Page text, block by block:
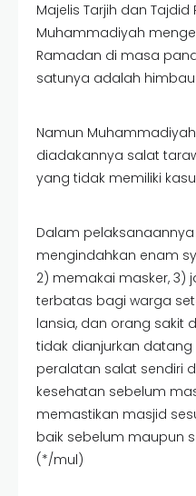
Majelis Tarjih dan Tajdid
Muhammadiyah
Ramadan di masa
satunya adalah
Namun
diadakannya salat
yang tidak memiliki
Dalam
mengindahkan enam
2) memakai masker, 3)
terbatas bagi warga
lansia, dan orang sakit
tidak dianjurkan
peralatan salat sendiri
kesehatan sebelum
memastikan masjid
baik sebelum maupun
(*/mul)